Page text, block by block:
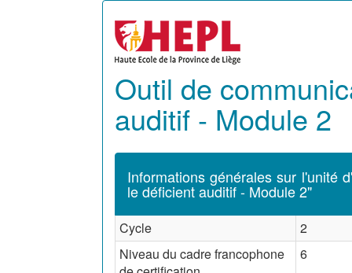
Outil de
auditif - Module 2
Informations générales sur l'unité
le déficient auditif - Module 2"
Cycle
2
Niveau du cadre francophone
6